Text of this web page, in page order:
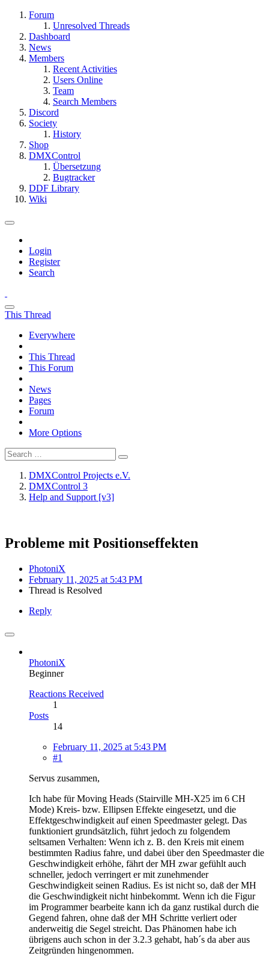
Forum
Unresolved Threads
Dashboard
News
Members
Recent Activities
Users Online
Team
Search Members
Discord
Society
History
Shop
DMXControl
Übersetzung
Bugtracker
DDF Library
Wiki
Login
Register
Search
This Thread
Everywhere
This Thread
This Forum
News
Pages
Forum
More Options
DMXControl Projects e.V.
DMXControl 3
Help and Support [v3]
Probleme mit Positionseffekten
PhotoniX
February 11, 2025 at 5:43 PM
Thread is Resolved
Reply
PhotoniX
Beginner
Reactions Received
1
Posts
14
February 11, 2025 at 5:43 PM
#1
Servus zusammen,
Ich habe für Moving Heads (Stairville MH-X25 im 6 CH
Mode) Kreis- bzw. Ellipsen Effekte eingesetzt, und die
Effektgeschwindigkeit auf einen Speedmaster gelegt. Das
funktioniert grundsätzlich, führt jedoch zu folgendem
seltsamen Verhalten: Wenn ich z. B. den Kreis mit einem
bestimmten Radius fahre, und dabei über den Speedmaster die
Geschwindigkeit erhöhe, fährt der MH zwar gefühlt auch
schneller, jedoch verringert er mit zunehmender
Geschwindigkeit seinen Radius. Es ist nicht so, daß der MH
die Geschwindigkeit nicht hinbekommt. Wenn ich die Figur
im Programmer bearbeite kann ich da ganz rustikal durch die
Gegend fahren, ohne daß der MH Schritte verliert oder
anderweitig die Segel streicht. Das Phänomen habe ich
übrigens auch schon in der 3.2.3 gehabt, hab´s da aber aus
Zeitgründen hingenommen.